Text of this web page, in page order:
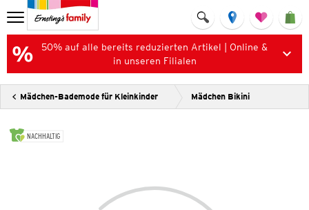
50% auf alle bereits reduzierten Artikel | Online &
in unseren Filialen
Mädchen-Bademode für Kleinkinder Mädchen Bikini
NACHHALTIG